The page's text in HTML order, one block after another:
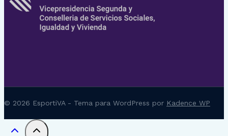
© 2026 EsportiVA - Tema para WordPress por Kadence WP